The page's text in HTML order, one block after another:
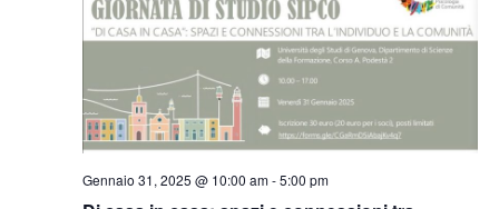
Gennaio 31, 2025 @ 10:00 am-5:00 pm